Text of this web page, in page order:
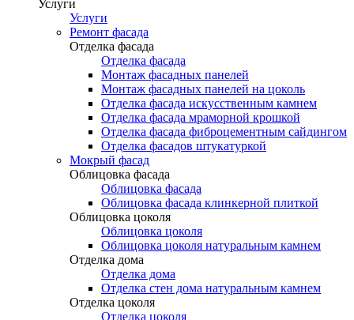
Услуги
Услуги
Ремонт фасада
Отделка фасада
Отделка фасада
Монтаж фасадных панелей
Монтаж фасадных панелей на цоколь
Отделка фасада искусственным камнем
Отделка фасада мраморной крошкой
Отделка фасада фиброцементным сайдингом
Отделка фасадов штукатуркой
Мокрый фасад
Облицовка фасада
Облицовка фасада
Облицовка фасада клинкерной плиткой
Облицовка цоколя
Облицовка цоколя
Облицовка цоколя натуральным камнем
Отделка дома
Отделка дома
Отделка стен дома натуральным камнем
Отделка цоколя
Отделка цоколя